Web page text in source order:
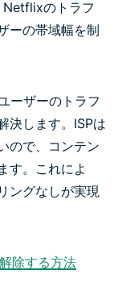
Netflixのトラフ
ーの帯域幅を制
ーザーのトラフ
決します。ISPは
ので、コンテン
す。これによ
ングなしが実現
除する方法